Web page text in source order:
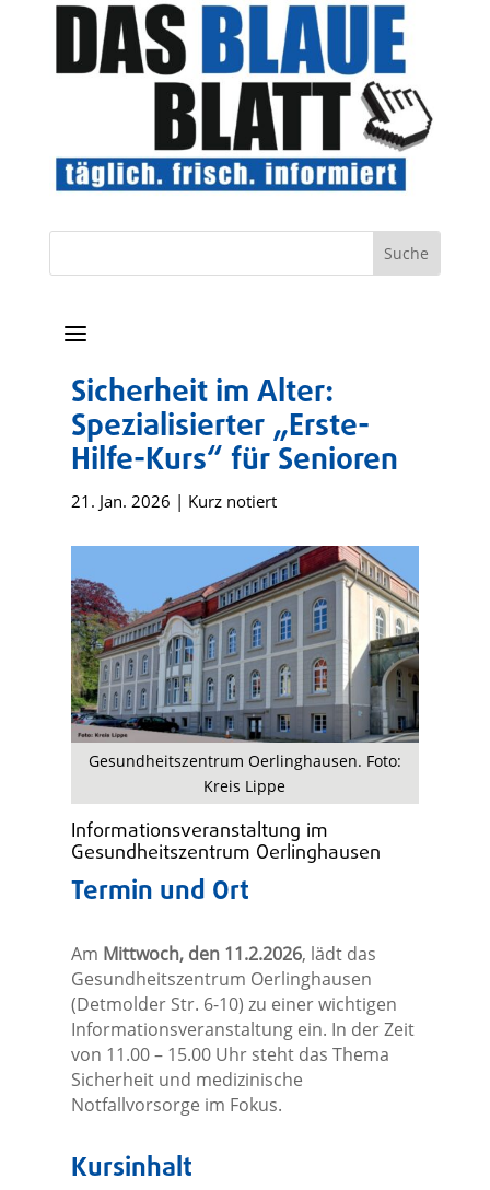
a
Sicherheit im Alter:
Spezialisierter „Erste-
Hilfe-Kurs“ für Senioren
21. Jan. 2026 | Kurz notiert
Gesundheitszentrum Oerlinghausen. Foto:
Kreis Lippe
Informationsveranstaltung im
Gesundheitszentrum Oerlinghausen
Termin und Ort
Am Mittwoch, den 11.2.2026, lädt das
Gesundheitszentrum Oerlinghausen
(Detmolder Str. 6-10) zu einer wichtigen
Informationsveranstaltung ein. In der Zeit
von 11.00 – 15.00 Uhr steht das Thema
Sicherheit und medizinische
Notfallvorsorge im Fokus.
Kursinhalt